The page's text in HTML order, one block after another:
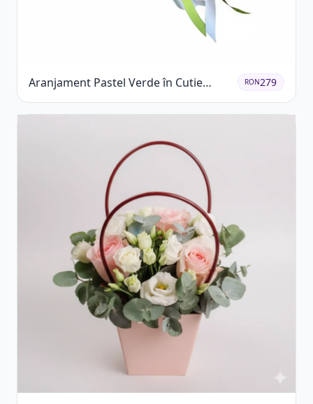
Aranjament Pastel Verde în Cutie
Galben Pal
RON279